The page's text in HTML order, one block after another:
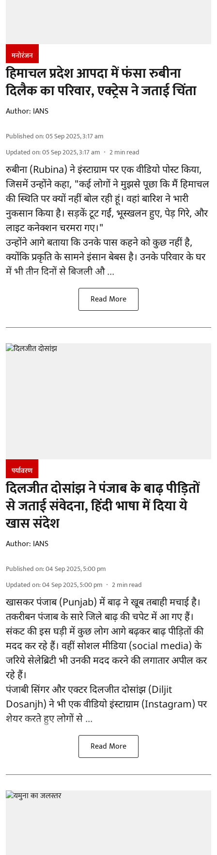
मनोरंजन
हिमाचल प्रदेश आपदा में फंसा रुबीना
दिलैक का परिवार, एक्ट्रेस ने जताई चिंता
Author: IANS
Published on:05 Sep 2025, 3:17 am
Updated on:05 Sep 2025, 3:17 am 2min read
रुबीना (Rubina) ने इंस्टाग्राम पर एक वीडियो पोस्ट किया,
जिसमें उन्होंने कहा, "कई लोगों ने मुझसे पूछा कि मैं हिमाचल
की स्थिति पर क्यों नहीं बोल रही हूं। वहां बारिश ने भारी
नुकसान किया है। सड़कें टूट गईं, भूस्खलन हुए, पेड़ गिरे, और
लाइट कनेक्शन चरमरा गए।"
उन्होंने आगे बताया कि उनके पास कहने को कुछ नहीं है,
क्योंकि प्रकृति के सामने इंसान बेबस है। उनके परिवार के घर
में भी तीन दिनों से बिजली औ ...
Read More
पर्यावरण
दिलजीत दोसांझ ने पंजाब के बाढ़ पीड़ितों
से जताई संवेदना, हिंदी भाषा में दिया ये
खास संदेश
Author: IANS
Published on:04 Sep 2025, 5:00 pm
Updated on:04 Sep 2025, 5:00 pm 2min read
खासकर पंजाब (Punjab) में बाढ़ ने खूब तबाही मचाई है।
तकरीबन पंजाब के सारे जिले बाढ़ की चपेट में आ गए हैं।
संकट की इस घड़ी में कुछ लोग आगे बढ़कर बाढ़ पीड़ितों की
मदद कर रहे हैं। वहीं सोशल मीडिया (social media) के
जरिये सेलेब्रिटी भी उनकी मदद करने की लगातार अपील कर
रहे हैं।
पंजाबी सिंगर और एक्टर दिलजीत दोसांझ (Diljit
Dosanjh) ने भी एक वीडियो इंस्टाग्राम (Instagram) पर
शेयर करते हुए लोगों से ...
Read More